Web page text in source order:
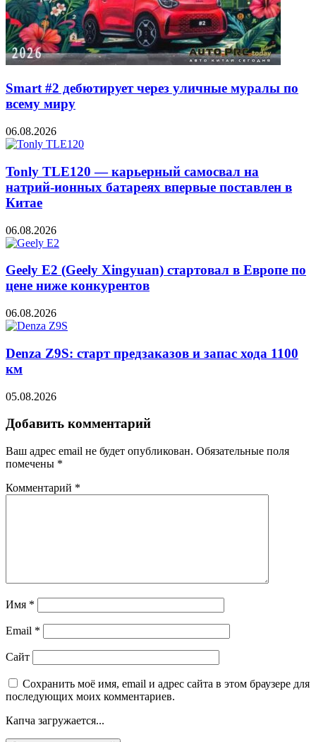
Smart #2 дебютирует через уличные муралы по
всему миру
06.08.2026
Tonly TLE120 — карьерный самосвал на
натрий-ионных батареях впервые поставлен в
Китае
06.08.2026
Geely E2 (Geely Xingyuan) стартовал в Европе по
цене ниже конкурентов
06.08.2026
Denza Z9S: старт предзаказов и запас хода 1100
км
05.08.2026
Добавить комментарий
Ваш адрес email не будет опубликован. Обязательные поля
помечены *
Комментарий *
Имя *
Email *
Сайт
Сохранить моё имя, email и адрес сайта в этом браузере для
последующих моих комментариев.
Капча загружается...